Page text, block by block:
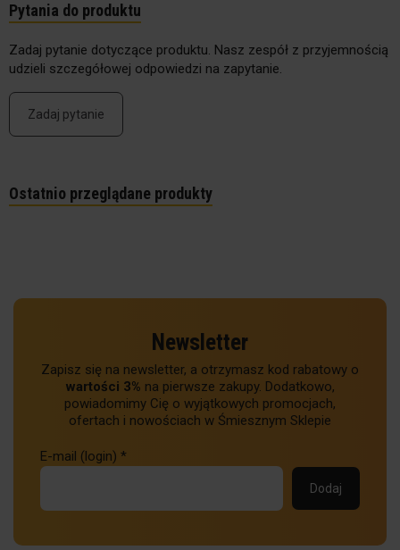
Pytania do produktu
Zadaj pytanie dotyczące produktu. Nasz zespół z przyjemnością
udzieli szczegółowej odpowiedzi na zapytanie.
Zadaj pytanie
Ostatnio przeglądane produkty
Newsletter
Zapisz się na newsletter, a otrzymasz kod rabatowy o
wartości 3% na pierwsze zakupy. Dodatkowo,
powiadomimy Cię o wyjątkowych promocjach,
ofertach i nowościach w Śmiesznym Sklepie
E-mail (login) *